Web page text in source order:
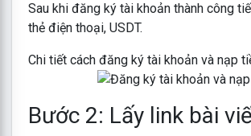
Sau khi đăng ký tài khoản thành công
thẻ điện thoại, USDT.
Chi tiết cách đăng ký tài khoản và nạp
Bước 2: Lấy link bài